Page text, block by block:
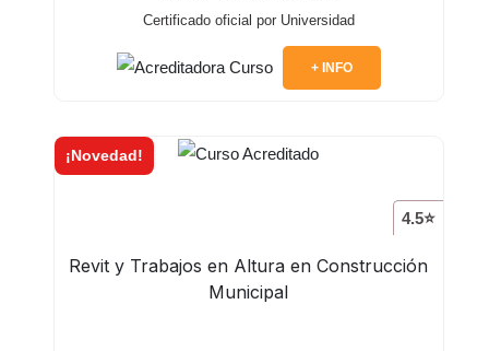
Certificado oficial por Universidad
+ INFO
¡Novedad!
4.5⭐
Revit y Trabajos en Altura en Construcción
Municipal